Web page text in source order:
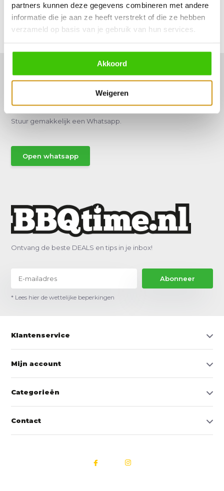
partners kunnen deze gegevens combineren met andere
informatie die je aan ze heeft verstrekt of die ze hebben
verzameld op basis van je gebruik van hun services.
Akkoord
Weigeren
Reviews
Delen
Hulp of advies nodig?
Stuur gemakkelijk een Whatsapp.
Open whatsapp
Ontvang de beste DEALS en tips in je inbox!
Abonneer
* Lees hier de wettelijke beperkingen
Klantenservice
Mijn account
Categorieën
Contact